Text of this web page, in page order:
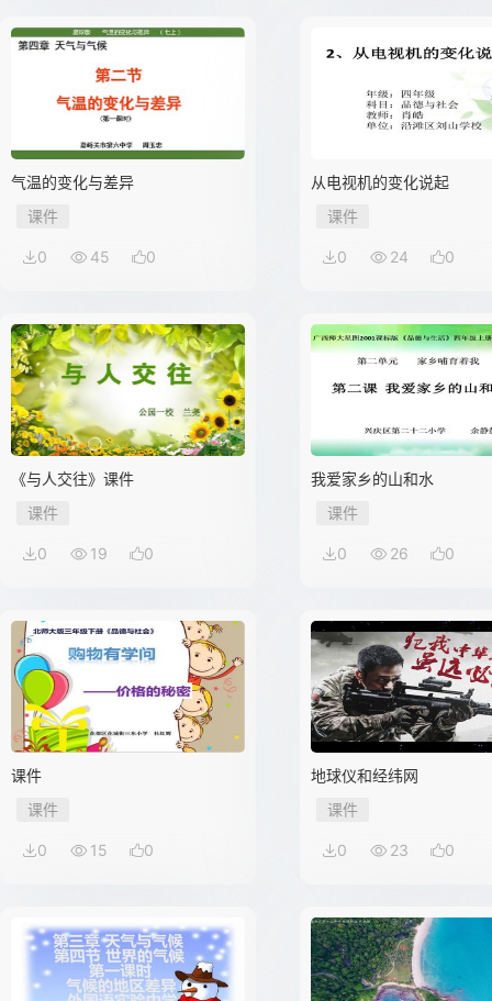
气温的变化与差异
课件
0 45 0
从电视机的变化说起
课件
0 24 0
《与人交往》课件
课件
0 19 0
我爱家乡的山和水
课件
0 26 0
课件
课件
0 15 0
地球仪和经纬网
课件
0 23 0